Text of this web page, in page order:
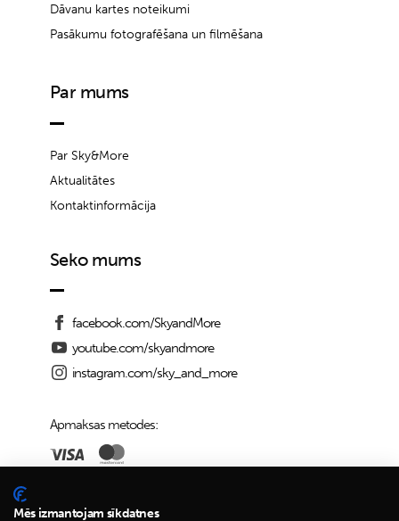
Dāvanu kartes noteikumi
Pasākumu fotografēšana un filmēšana
Par mums
Par Sky&More
Aktualitātes
Kontaktinformācija
Seko mums
facebook.com/SkyandMore
youtube.com/skyandmore
instagram.com/sky_and_more
Apmaksas metodes:
Piegādes iespējas:
Mēs izmantojam sīkdatnes